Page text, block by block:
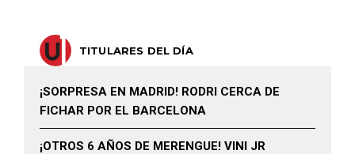
TITULARES DEL DÍA
¡SORPRESA EN MADRID! RODRI CERCA DE
FICHAR POR EL BARCELONA
¡OTROS 6 AÑOS DE MERENGUE! VINI JR